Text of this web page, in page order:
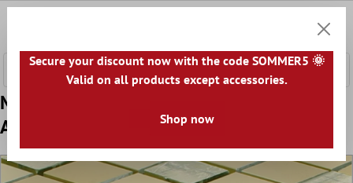
Muster von Mosaikfliesen Lissabon
Aluminium Glas Mix Gold
Secure your discount now with the code SOMMER5 🌞
Valid on all products except accessories.
Shop now